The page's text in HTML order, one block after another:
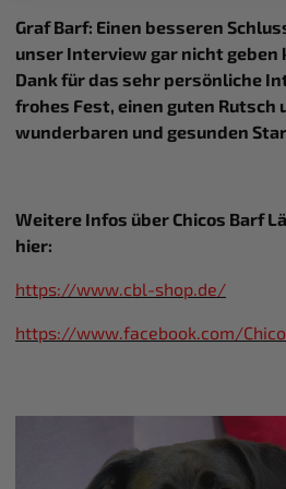
haben. Weitere Details hierzu
Datenschutzerklärung.
Graf Barf: Einen besseren
unser Interview gar nicht geben
Dank für das sehr persönliche
frohes Fest, einen guten Rutsch
wunderbaren und gesunden
Weitere Infos über Chicos Barf
hier:
https://www.cbl-shop.de/
https://www.facebook.com/